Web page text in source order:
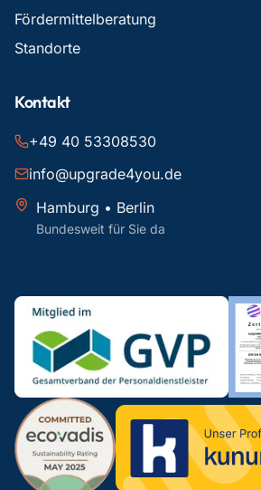
Fördermittelberatung
Standorte
Kontakt
+49 40 53308530
info@upgrade4you.de
Hamburg • Berlin
Bundesweit für Sie da